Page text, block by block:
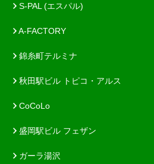
S-PAL (エスパル)
A-FACTORY
錦糸町テルミナ
秋田駅ビル トピコ・アルス
CoCoLo
盛岡駅ビル フェザン
ガーラ湯沢